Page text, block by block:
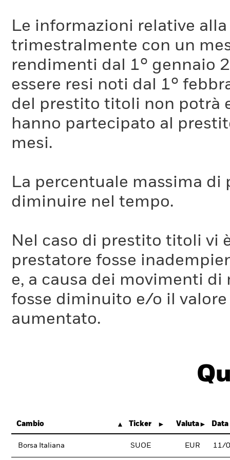
Le informazioni relative
trimestralmente con un
rendimenti dal 1° gennaio
essere resi noti dal 1°
del prestito titoli non potrà
hanno partecipato al
mesi.
La percentuale massima
diminuire nel tempo.
Nel caso di prestito titoli vi
prestatore fosse
e, a causa dei movimenti
fosse diminuito e/o il
aumentato.
Cambio Ticker Valuta
Borsa Italiana SUOE EUR 11/